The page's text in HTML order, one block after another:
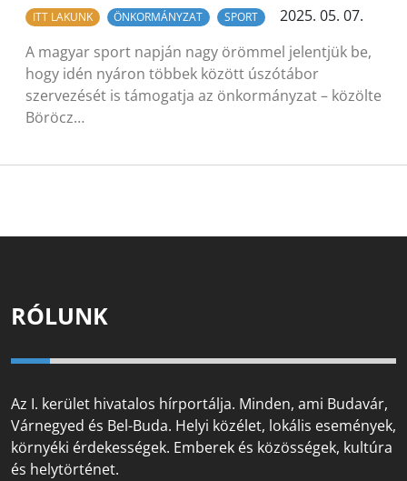
ITT LAKUNK ÖNKORMÁNYZAT SPORT
2025. 05. 07.
A magyar sport napján nagy örömmel jelentjük be,
hogy idén nyáron többek között úszótábor
szervezését is támogatja az önkormányzat – közölte
Böröcz…
RÓLUNK
Az I. kerület hivatalos hírportálja. Minden, ami Budavár,
Várnegyed és Bel-Buda. Helyi közélet, lokális események,
környéki érdekességek. Emberek és közösségek, kultúra
és helytörténet.